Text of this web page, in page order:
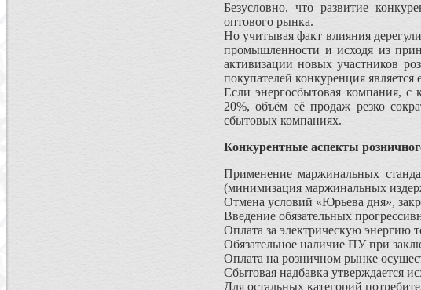
Безусловно, что развитие
оптового рынка.
Но учитывая факт влияния
промышленности и исходя из
активизации новых участников
покупателей конкуренция
Если энергосбытовая компания, с
20%, объём её продаж резко
сбытовых компаниях.
Конкурентные аспекты
Применение маржинальных
(минимизация маржинальных
Отмена условий «Юрьева дня»,
Введение обязательных
Оплата за электрическую энергию
Обязательное наличие ПУ при
Оплата на розничном рынке
Сбытовая надбавка утверждается
Для остальных категорий